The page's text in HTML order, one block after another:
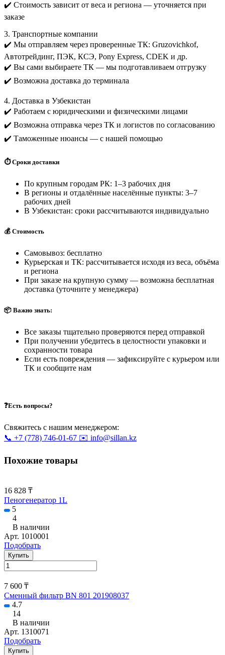
✔️ Стоимость зависит от веса и региона — уточняется при
заказе
3. Транспортные компании
✔️ Мы отправляем через проверенные ТК: Gruzovichkof,
Автотрейдинг, ПЭК, КСЭ, Pony Express, CDEK и др.
✔️ Вы сами выбираете ТК — мы подготавливаем отгрузку
✔️ Возможна доставка до терминала
4. Доставка в Узбекистан
✔️ Работаем с юридическими и физическими лицами
✔️ Возможна отправка через ТК и логистов по согласованию
✔️ Таможенные нюансы — с нашей помощью
⏱️ Сроки доставки
По крупным городам РК: 1–3 рабочих дня
В регионы и отдалённые населённые пункты: 3–7
рабочих дней
В Узбекистан: сроки рассчитываются индивидуально
💰 Стоимость
Самовывоз: бесплатно
Курьерская и ТК: рассчитывается исходя из веса, объёма
и региона
При заказе на крупную сумму — возможна бесплатная
доставка (уточните у менеджера)
📦 Важно знать:
Все заказы тщательно проверяются перед отправкой
При получении убедитесь в целостности упаковки и
сохранности товара
Если есть повреждения — зафиксируйте с курьером или
ТК и сообщите нам
❓Есть вопросы?
Свяжитесь с нашим менеджером:
📞 +7 (778) 746-01-67 ✉️ info@sillan.kz
Похожие товары
16 828 ₸
Пеногенератор 1L
5
4
В наличии
Арт. 1010001
Подобрать
Купить
7 600 ₸
Сменный фильтр BN 801 201908037
4.7
14
В наличии
Арт. 1310071
Подобрать
Купить